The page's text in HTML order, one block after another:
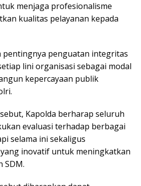
menjaga profesionalisme
kualitas pelayanan kepada
pentingnya penguatan integritas
lini organisasi sebagai modal
kepercayaan publik
Kapolda berharap seluruh
evaluasi terhadap berbagai
selama ini sekaligus
inovatif untuk meningkatkan
SDM.